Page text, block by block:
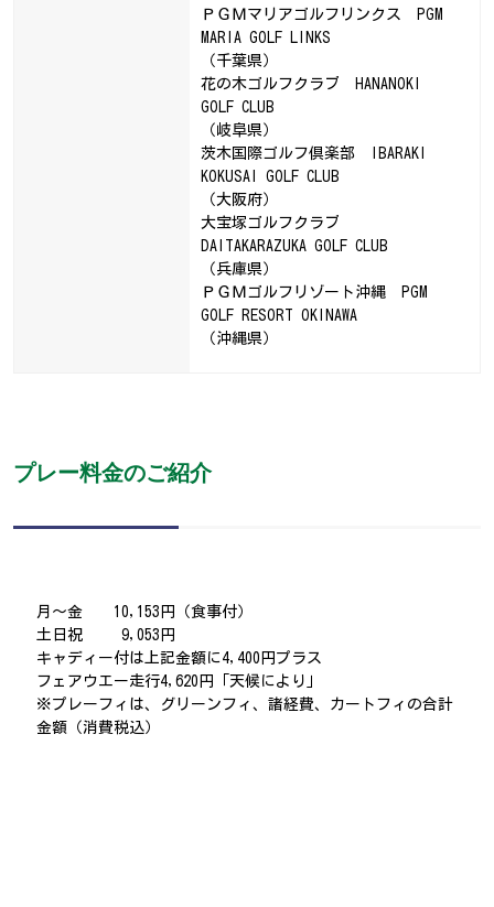
ＰＧＭマリアゴルフリンクス PGM
MARIA GOLF LINKS
（千葉県）
花の木ゴルフクラブ HANANOKI
GOLF CLUB
（岐阜県）
茨木国際ゴルフ倶楽部 IBARAKI
KOKUSAI GOLF CLUB
（大阪府）
大宝塚ゴルフクラブ
DAITAKARAZUKA GOLF CLUB
（兵庫県）
ＰＧＭゴルフリゾート沖縄 PGM
GOLF RESORT OKINAWA
（沖縄県）
プレー料金のご紹介
月～金 10,153円（食事付）
土日祝 9,053円
キャディー付は上記金額に4,400円プラス
フェアウエー走行4,620円「天候により」
※プレーフィは、グリーンフィ、諸経費、カートフィの合計
金額（消費税込）